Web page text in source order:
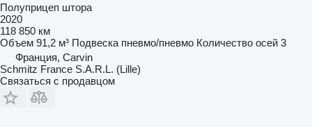
Полуприцеп штора
2020
118 850 км
Объем 91,2 м³ Подвеска пневмо/пневмо Количество осей 3
Франция, Carvin
Schmitz France S.A.R.L. (Lille)
Связаться с продавцом